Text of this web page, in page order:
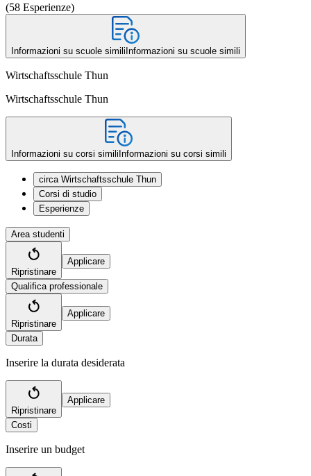
(58 Esperienze)
Informazioni su scuole simili Informazioni su scuole simili
Wirtschaftsschule Thun
Wirtschaftsschule Thun
Informazioni su corsi simili Informazioni su corsi simili
circa Wirtschaftsschule Thun
Corsi di studio
Esperienze
Area studenti
Ripristinare
Applicare
Qualifica professionale
Ripristinare
Applicare
Durata
Inserire la durata desiderata
Ripristinare
Applicare
Costi
Inserire un budget